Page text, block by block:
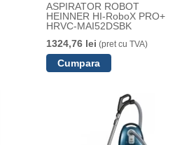
ASPIRATOR ROBOT
HEINNER HI-RoboX PRO+
HRVC-MAI52DSBK
1324,76 lei (pret cu TVA)